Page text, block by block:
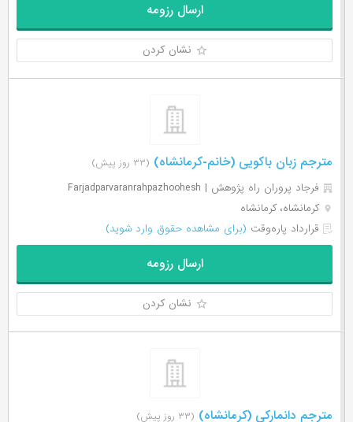
ارسال رزومه
نشان کردن
مترجم زبان باکویی (خانم-کرمانشاه) (۳۳ روز پیش)
فرجاد پروران راه پژوهش | Farjadparvaranrahpazhoohesh
کرمانشاه، کرمانشاه
قرارداد پاره‌وقت (برای مشاهده حقوق وارد شوید)
ارسال رزومه
نشان کردن
مترجم دانمارکی (کرمانشاه) (۳۳ روز پیش)